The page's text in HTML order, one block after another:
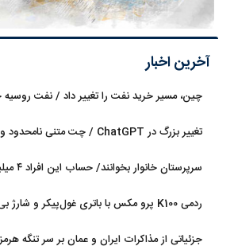
آخرین اخبار
چین، مسیر خرید نفت را تغییر داد / نفت
تغییر بزرگ در ChatGPT / چت متنی نامحدود و رایگان
سرپرستان خانوار بخوانند/ حساب این افراد ۴ میلیون تومان شارژ شد
ردمی K100 پرو مکس با باتری غول‌پیکر و شارژ بی‌سیم روانه بازار می‌شود
جزئیاتی از مذاکرات ایران و عمان بر سر تنگه